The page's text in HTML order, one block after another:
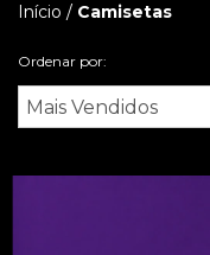
Início / Camisetas
Ordenar por: